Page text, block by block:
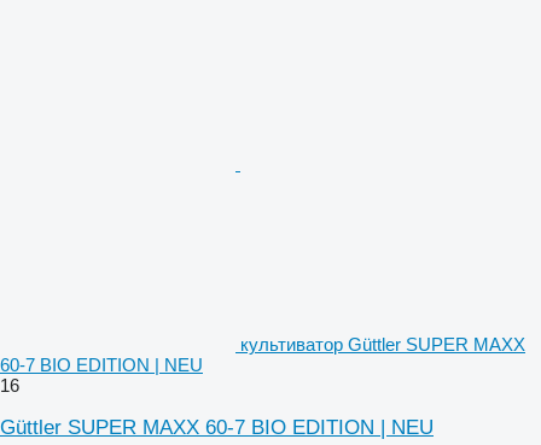
культиватор Güttler SUPER MAXX
60-7 BIO EDITION | NEU
16
Güttler SUPER MAXX 60-7 BIO EDITION | NEU